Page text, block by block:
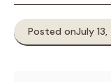
Posted onJuly